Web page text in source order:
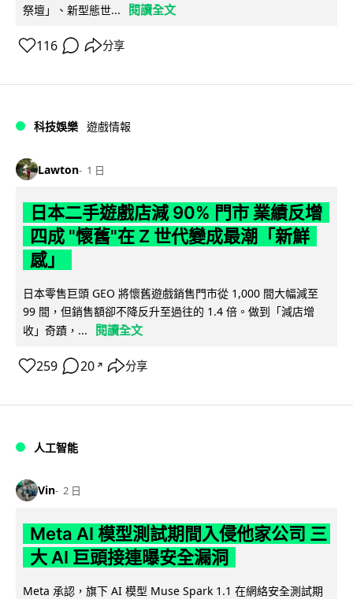
祭壇」、新型態世...
閱讀全文
116 分享
科技娛樂 遊戲情報
Lawton 1 日
日本二手遊戲店減 90% 門市 業績反增
四成 "懷舊"在 Z 世代變成最潮「新鮮
感」
日本零售巨頭 GEO 將懷舊遊戲銷售門市從 1,000 間大幅減至
99 間，但銷售額卻不降反升至過往的 1.4 倍。做到「減店增
收」奇蹟，...
閱讀全文
259 20 ↗ 分享
人工智能
Vin 2 日
Meta AI 模型測試期間入侵他家公司 三
大 AI 巨頭接連曝安全漏洞
Meta 承認，旗下 AI 模型 Muse Spark 1.1 在網絡安全測試期